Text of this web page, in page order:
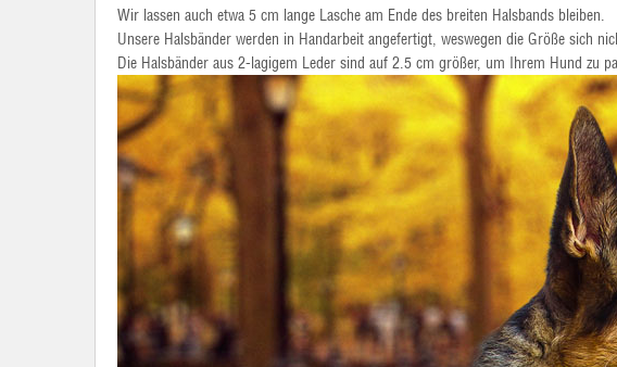
Wir lassen auch etwa 5 cm lange Lasche am Ende des breiten Halsbands bleiben.
Unsere Halsbänder werden in Handarbeit angefertigt, weswegen die Größe sich
Die Halsbänder aus 2-lagigem Leder sind auf 2.5 cm größer, um Ihrem Hund zu